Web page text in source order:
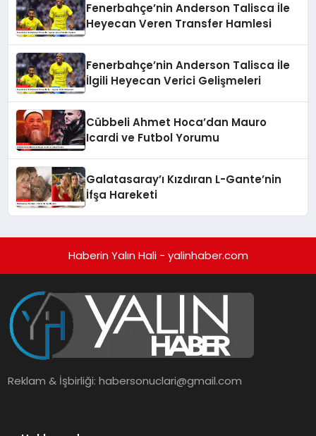
Fenerbahçe’nin Anderson Talisca İle
Heyecan Veren Transfer Hamlesi
Fenerbahçe’nin Anderson Talisca İle
İlgili Heyecan Verici Gelişmeleri
Cübbeli Ahmet Hoca’dan Mauro
Icardi ve Futbol Yorumu
Galatasaray’ı Kızdıran L-Gante’nin
İfşa Hareketi
Haberin Yalın Hali - yalinhaber.com
Reklam & İşbirliği:habersonuclari@gmail.com